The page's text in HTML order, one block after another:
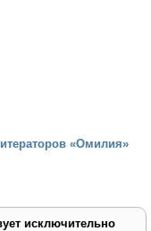
«Омилия»
исключительно